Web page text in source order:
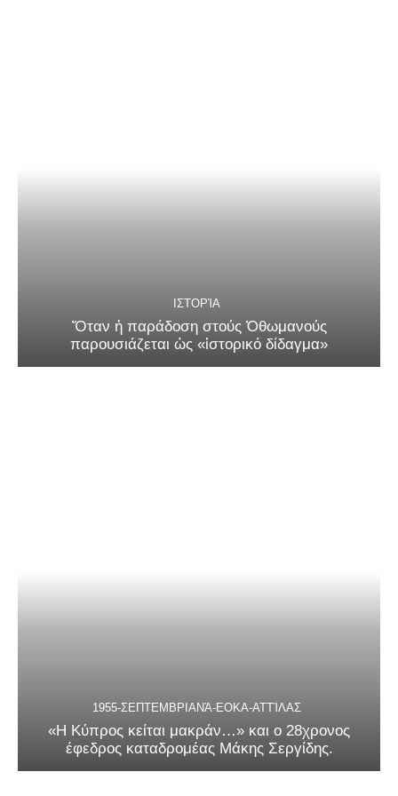
ΙΣΤΟΡΊΑ
Ὅταν ἡ παράδοση στούς Ὀθωμανούς
παρουσιάζεται ὡς «ἱστορικό δίδαγμα»
1955-ΣΕΠΤΕΜΒΡΙΑΝΆ-ΕΟΚΑ-ΑΤΤΊΛΑΣ
«Η Κύπρος κείται μακράν…» και ο 28χρονος
έφεδρος καταδρομέας Μάκης Σεργίδης.